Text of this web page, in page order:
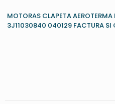
MOTORAS CLAPETA
3J11030840 040129 FACTURA SI